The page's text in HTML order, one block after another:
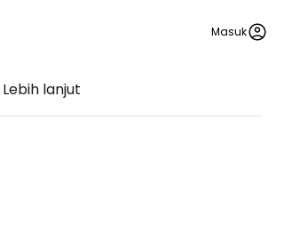
Masuk
Lebih lanjut